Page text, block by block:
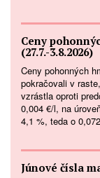
Ceny
(27.7.-3.8.2026)
Ceny pohonných
pokračovali v
vzrástla oproti
0,004 €/l, na
4,1 %, teda o
Júnové čísla